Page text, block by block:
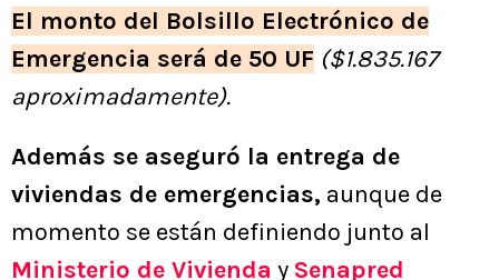
El monto del Bolsillo Electrónico de
Emergencia será de 50 UF ($1.835.167
aproximadamente).
Además se aseguró la entrega de
viviendas de emergencias, aunque de
momento se están definiendo junto al
Ministerio de Vivienda y Senapred